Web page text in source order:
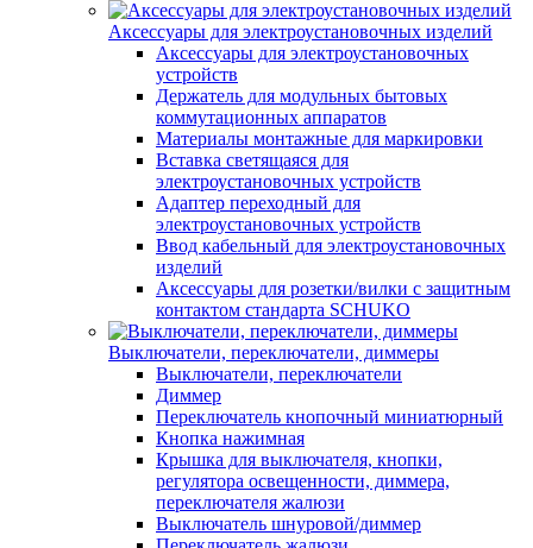
Аксессуары для электроустановочных изделий
Аксессуары для электроустановочных
устройств
Держатель для модульных бытовых
коммутационных аппаратов
Материалы монтажные для маркировки
Вставка светящаяся для
электроустановочных устройств
Адаптер переходный для
электроустановочных устройств
Ввод кабельный для электроустановочных
изделий
Аксессуары для розетки/вилки с защитным
контактом стандарта SCHUKO
Выключатели, переключатели, диммеры
Выключатели, переключатели
Диммер
Переключатель кнопочный миниатюрный
Кнопка нажимная
Крышка для выключателя, кнопки,
регулятора освещенности, диммера,
переключателя жалюзи
Выключатель шнуровой/диммер